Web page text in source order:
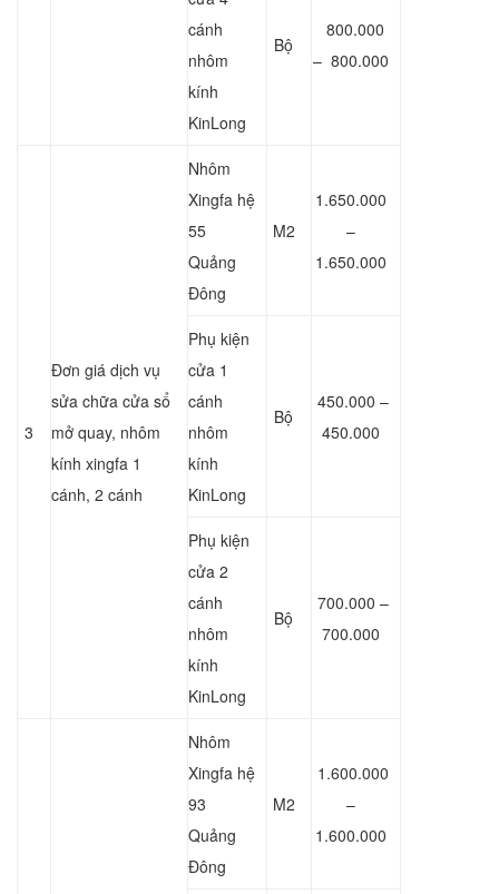
cánh
nhôm
kính
KinLong
Bộ
800.000
– 800.000
3
Đơn giá dịch vụ
sửa chữa cửa sổ
mở quay, nhôm
kính xingfa 1
cánh, 2 cánh
Nhôm
Xingfa hệ
55
Quảng
Đông
M2
1.650.000
–
1.650.000
Phụ kiện
cửa 1
cánh
nhôm
kính
KinLong
Bộ
450.000 –
450.000
Phụ kiện
cửa 2
cánh
nhôm
kính
KinLong
Bộ
700.000 –
700.000
Nhôm
Xingfa hệ
93
Quảng
Đông
M2
1.600.000
–
1.600.000